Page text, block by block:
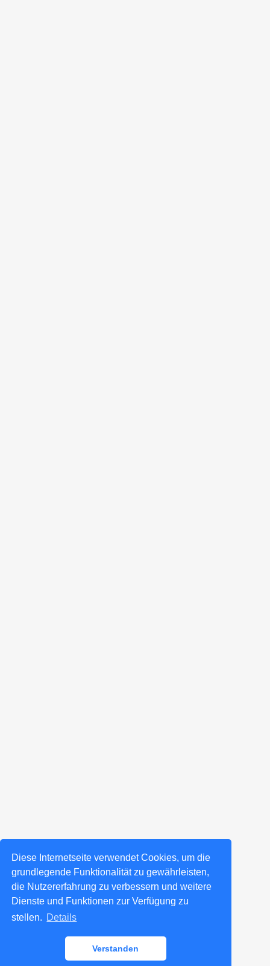
Diese Internetseite verwendet Cookies, um die
grundlegende Funktionalität zu gewährleisten,
die Nutzererfahrung zu verbessern und weitere
Dienste und Funktionen zur Verfügung zu
stellen. Details
Verstanden